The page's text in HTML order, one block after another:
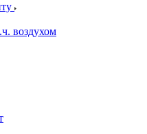
воздухом